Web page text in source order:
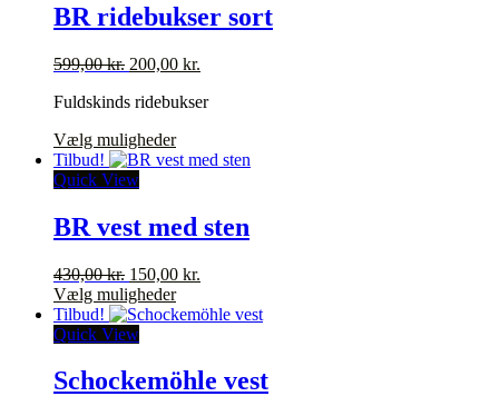
BR ridebukser sort
599,00kr. Den
pris
599,00 kr..
200,00 kr.
pris
Fuldskinds ridebukser
Vælg mulighederDette
vare
varianter.
Mulighederne
vælges
på
varesiden
Tilbud!
Quick View
BR vest med sten
430,00kr. Den
oprindelige
pris
var:
150,00 kr.
pris
Vælg mulighederDette
vare
varianter.
Mulighederne
Tilbud!
Quick View
Schockemöhle vest